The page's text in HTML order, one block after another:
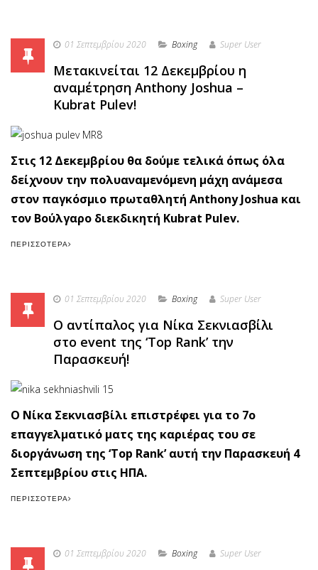
01 Σεπτεμβρίου 2020 Boxing Super User
Μετακινείται 12 Δεκεμβρίου η
αναμέτρηση Anthony Joshua –
Kubrat Pulev!
Στις 12 Δεκεμβρίου θα δούμε τελικά όπως όλα
δείχνουν την πολυαναμενόμενη μάχη ανάμεσα
στον παγκόσμιο πρωταθλητή Anthony Joshua και
τον Βούλγαρο διεκδικητή Kubrat Pulev.
ΠΕΡΙΣΣΌΤΕΡΑ
01 Σεπτεμβρίου 2020 Boxing Super User
Ο αντίπαλος για Νίκα Σεκνιασβίλι
στο event της ‘Top Rank’ την
Παρασκευή!
O Nίκα Σεκνιασβίλι επιστρέφει για το 7ο
επαγγελματικό ματς της καριέρας του σε
διοργάνωση της ‘Top Rank’ αυτή την Παρασκευή 4
Σεπτεμβρίου στις ΗΠΑ.
ΠΕΡΙΣΣΌΤΕΡΑ
01 Σεπτεμβρίου 2020 Boxing Super User